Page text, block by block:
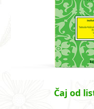
Čaj od